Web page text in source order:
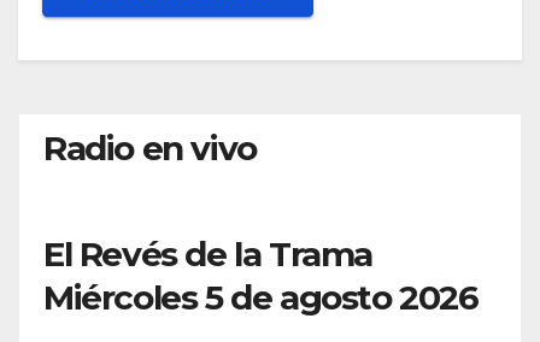
Radio en vivo
El Revés de la Trama
Miércoles 5 de agosto 2026